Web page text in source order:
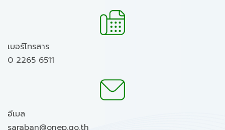
เบอร์โทรสาร
0 2265 6511
อีเมล
saraban@onep.go.th